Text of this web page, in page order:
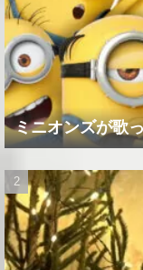
ミニオンズが歌